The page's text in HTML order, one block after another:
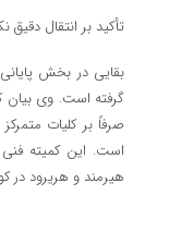
تأکید بر انتقال
بقایی در بخش
گرفته است. وی بیان
صرفاً بر کلیات
است. این کمیته
هیرمند و هریرود در